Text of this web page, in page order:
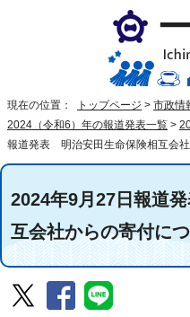
現在の位置： トップページ > 市政情
2024（令和6）年の報道発表一覧 >
報道発表 明治安田生命保険相互会
2024年9月27日報道
互会社からの寄付に